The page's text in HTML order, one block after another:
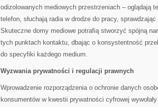
odizolowanych mediowych przestrzeniach – oglądają
telefon, słuchają radia w drodze do pracy,
Skuteczne domy mediowe potrafią stworzyć spójną
tych punktach kontaktu, dbając o konsystentność
do specyfiki każdego medium.
Wyzwania prywatności i regulacji prawnych
Wprowadzenie rozporządzenia o ochronie danych
konsumentów w kwestii prywatności cyfrowej